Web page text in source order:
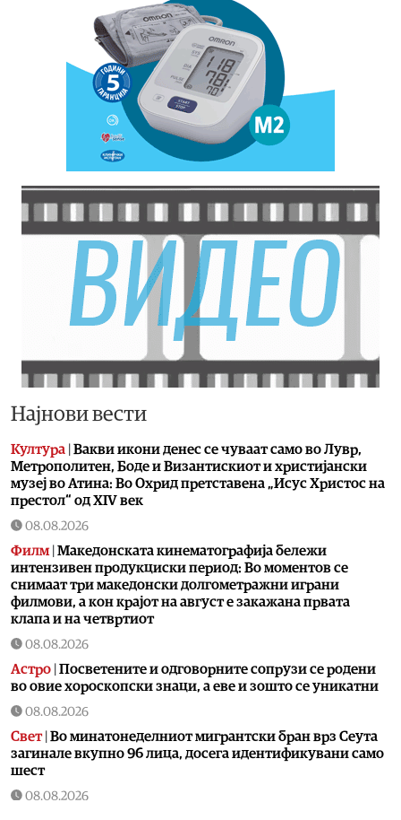
Најнови вести
Култура Вакви икони денес се чуваат само во Лувр,
Метрополитен, Боде и Византискиот и христијански
музеј во Атина: Во Охрид претставена „Исус Христос на
престол“ од XIV век
08.08.2026
Филм Македонската кинематографија бележи
интензивен продукциски период: Во моментов се
снимаат три македонски долгометражни играни
филмови, а кон крајот на август е закажана првата
клапа и на четвртиот
08.08.2026
Астро Посветените и одговорните сопрузи се родени
во овие хороскопски знаци, а еве и зошто се уникатни
08.08.2026
Свет| Во минатонеделниот мигрантски бран врз Сеута
загинале вкупно 96 лица, досега идентификувани само
шест
08.08.2026